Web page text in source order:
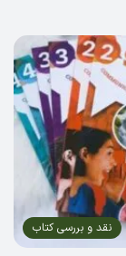
نقد و بررسی کتاب